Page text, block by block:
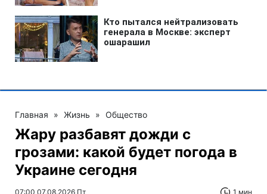
Главная » Жизнь » Общество
Жару разбавят дожди с
грозами: какой будет погода в
Украине сегодня
07:00 07.08.2026 Пт 1 мин